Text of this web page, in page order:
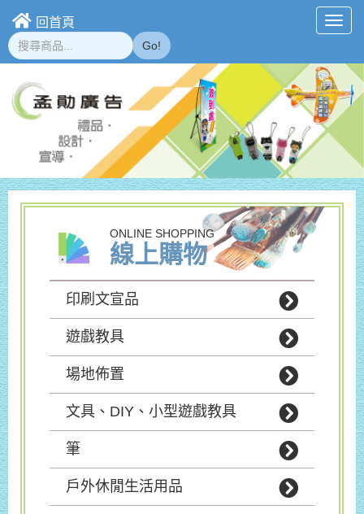
回首頁
Go!
ONLINE SHOPPING
線上購物
印刷文宣品
遊戲教具
場地佈置
文具、DIY、小型遊戲教具
筆
戶外休閒生活用品